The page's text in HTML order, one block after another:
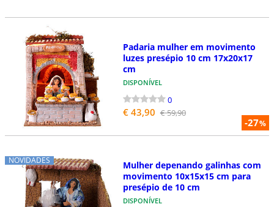
-27%
Padaria mulher em movimento
luzes presépio 10 cm 17x20x17
cm
DISPONÍVEL
0
€ 43,90 € 59,90
NOVIDADES
Mulher depenando galinhas com
movimento 10x15x15 cm para
presépio de 10 cm
DISPONÍVEL